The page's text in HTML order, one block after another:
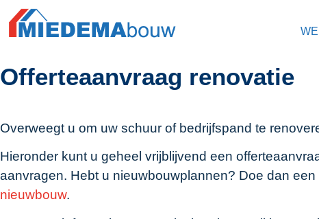
Offerteaanvraag renovatie
Overweegt u om uw schuur of bedrijfspand te
Hieronder kunt u geheel vrijblijvend een
aanvragen. Hebt u nieuwbouwplannen? Doe dan een
nieuwbouw.